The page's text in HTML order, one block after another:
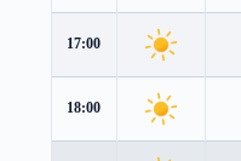
17:00
18:00